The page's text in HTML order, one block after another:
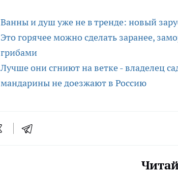
Ванны и душ уже не в тренде: новый
Это горячее можно сделать заранее,
грибами
Лучше они сгниют на ветке - владелец
мандарины не доезжают в Россию